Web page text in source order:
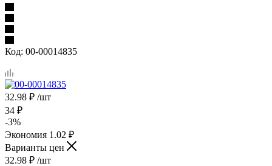
Код: 00-00014835
32.98 ₽ /шт
34 ₽
-3%
Экономия 1.02 ₽
Варианты цен
32.98 ₽ /шт